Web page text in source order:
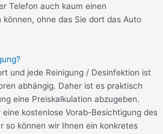
Telefon auch kaum einen
ohne das Sie dort das Auto
und jede Reinigung / Desinfektion ist
abhängig. Daher ist es praktisch
eine Preiskalkulation abzugeben.
kostenlose Vorab-Besichtigung des
so können wir Ihnen ein konkretes